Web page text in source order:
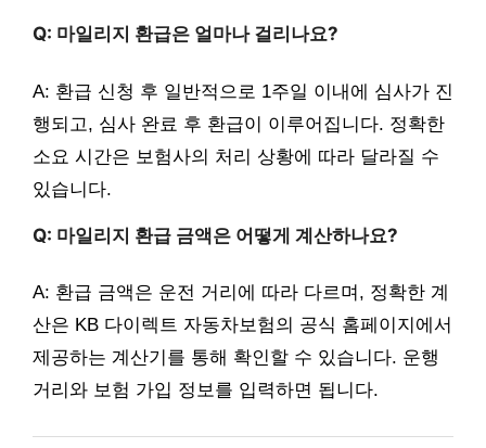
Q: 마일리지 환급은 얼마나 걸리나요?
A: 환급 신청 후 일반적으로 1주일 이내에 심사가 진
행되고, 심사 완료 후 환급이 이루어집니다. 정확한
소요 시간은 보험사의 처리 상황에 따라 달라질 수
있습니다.
Q: 마일리지 환급 금액은 어떻게 계산하나요?
A: 환급 금액은 운전 거리에 따라 다르며, 정확한 계
산은 KB 다이렉트 자동차보험의 공식 홈페이지에서
제공하는 계산기를 통해 확인할 수 있습니다. 운행
거리와 보험 가입 정보를 입력하면 됩니다.